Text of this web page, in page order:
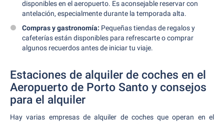
disponibles en el aeropuerto. Es aconsejable reservar con
antelación, especialmente durante la temporada alta.
Compras y gastronomía: Pequeñas tiendas de regalos y
cafeterías están disponibles para refrescarte o comprar
algunos recuerdos antes de iniciar tu viaje.
Estaciones de alquiler de coches en el
Aeropuerto de Porto Santo y consejos
para el alquiler
Hay varias empresas de alquiler de coches que operan en el